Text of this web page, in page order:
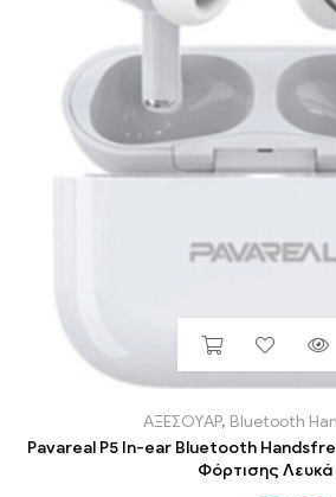
ΑΞΕΣΟΥΑΡ, Bluetooth
Pavareal P5 In-ear Bluetooth
Φόρτισης Λευκά